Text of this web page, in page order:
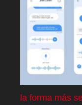
la forma más